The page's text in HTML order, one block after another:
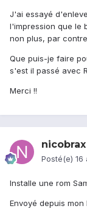
J'ai essayé
l'impression que le
non plus, par
Que puis-je faire
s'est il passé avec
Merci !!
nicobrax
Posté(e) 16
Installe une rom
Envoyé depuis